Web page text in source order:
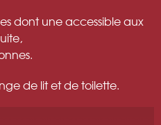
dont une accessible aux
de lit et de toilette.